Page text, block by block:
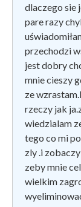
dlaczego sie
pare razy
przechodzi
jest dobry
mnie cieszy
ze
rzeczy jak
wiedzialam
tego co mi
zly .i
zeby mnie
wielkim